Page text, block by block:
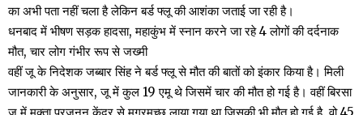
का अभी पता नहीं चला है लेकिन बर्ड फ्लू की आशंका जताई जा रही है।
धनबाद में भीषण सड़क हादसा, महाकुंभ में स्नान करने जा रहे 4 लोगों की दर्दनाक
मौत, चार लोग गंभीर रूप से जख्मी
वहीं जू के निदेशक जब्बार सिंह ने बर्ड फ्लू से मौत की बातों को इंकार किया है। मिली
जानकारी के अनुसार, जू में कुल 19 एमू थे जिसमें चार की मौत हो गई है। वहीं बिरसा